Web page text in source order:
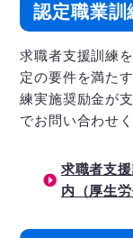
認定職業訓
求職者支援訓練
定の要件を満た
練実施奨励金が
でお問い合わせく
求職者支
内（厚生労